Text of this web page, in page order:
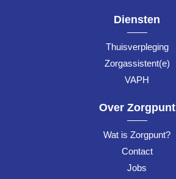
Diensten
Thuisverpleging
Zorgassistent(e)
VAPH
Over Zorgpunt
Wat is Zorgpunt?
Contact
Jobs